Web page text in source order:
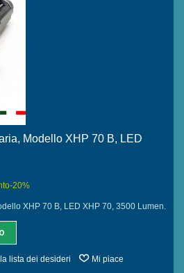
Modello XHP 70 B, LED
-20%
XHP 70 B, LED XHP 70, 3500 Lumen.
lista dei desideri
Mi piace